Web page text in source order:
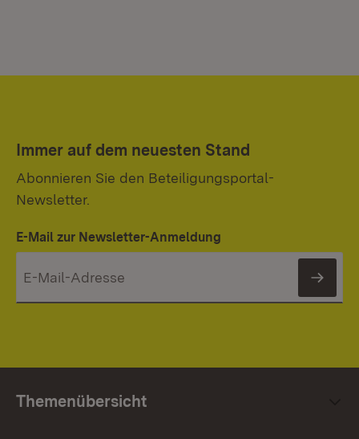
Immer auf dem neuesten Stand
Abonnieren Sie den Beteiligungsportal-
Newsletter.
E-Mail zur Newsletter-Anmeldung
Themenübersicht